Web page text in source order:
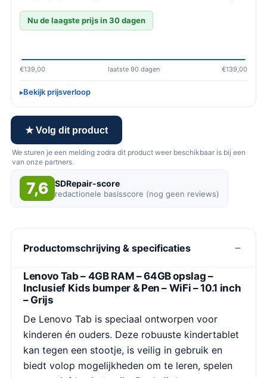
Nu de laagste prijs in 30 dagen
€139,00 laatste 90 dagen €139,00
Bekijk prijsverloop
★ Volg dit product
We sturen je een melding zodra dit product weer beschikbaar is bij een
van onze partners.
7,6 SDRepair-score
redactionele basisscore (nog geen reviews)
Productomschrijving & specificaties
Lenovo Tab – 4GB RAM – 64GB opslag –
Inclusief Kids bumper & Pen – WiFi – 10.1 inch
– Grijs
De Lenovo Tab is speciaal ontworpen voor
kinderen én ouders. Deze robuuste kindertablet
kan tegen een stootje, is veilig in gebruik en
biedt volop mogelijkheden om te leren, spelen